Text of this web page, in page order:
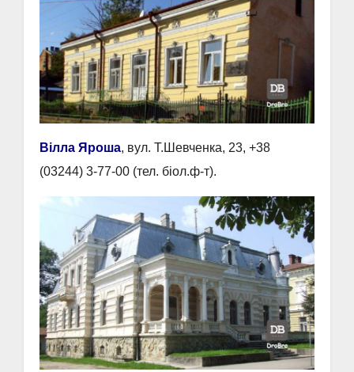
Вілла Яроша, вул. Т.Шевченка, 23, +38
(03244) 3-77-00 (тел. біол.ф-т).